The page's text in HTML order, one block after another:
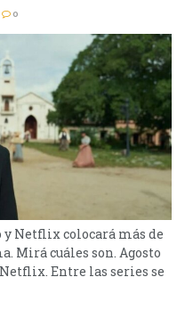
0
y Netflix colocará más de
Mirá cuáles son. Agosto
Entre las series se
de Cien Años de
de mis mentiras. Como